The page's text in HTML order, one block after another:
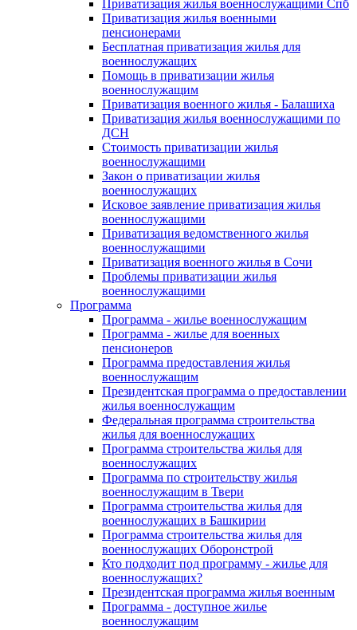
Приватизация жилья военнослужащими Спб
Приватизация жилья военными
пенсионерами
Бесплатная приватизация жилья для
военнослужащих
Помощь в приватизации жилья
военнослужащим
Приватизация военного жилья - Балашиха
Приватизация жилья военнослужащими по
ДСН
Стоимость приватизации жилья
военнослужащими
Закон о приватизации жилья
военнослужащих
Исковое заявление приватизация жилья
военнослужащими
Приватизация ведомственного жилья
военнослужащими
Приватизация военного жилья в Сочи
Проблемы приватизации жилья
военнослужащими
Программа
Программа - жилье военнослужащим
Программа - жилье для военных
пенсионеров
Программа предоставления жилья
военнослужащим
Президентская программа о предоставлении
жилья военнослужащим
Федеральная программа строительства
жилья для военнослужащих
Программа строительства жилья для
военнослужащих
Программа по строительству жилья
военнослужащим в Твери
Программа строительства жилья для
военнослужащих в Башкирии
Программа строительства жилья для
военнослужащих Оборонстрой
Кто подходит под программу - жилье для
военнослужащих?
Президентская программа жилья военным
Программа - доступное жилье
военнослужащим